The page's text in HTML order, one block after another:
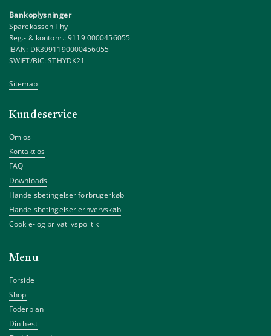
Bankoplysninger
Sparekassen Thy
Reg.- & kontonr.: 9119 0000456055
IBAN: DK3991190000456055
SWIFT/BIC: STHYDK21
Sitemap
Kundeservice
Om os
Kontakt os
FAQ
Downloads
Handelsbetingelser forbrugerkøb
Handelsbetingelser erhvervskøb
Cookie- og privatlivspolitik
Menu
Forside
Shop
Foderplan
Din hest